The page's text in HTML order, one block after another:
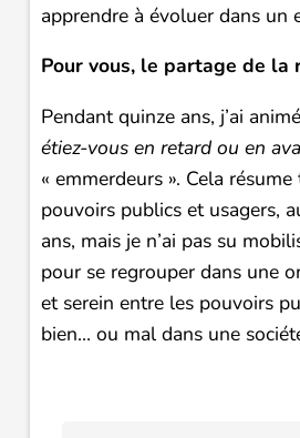
apprendre à évoluer dans un
Pour vous, le partage de
Pendant quinze ans, j’ai
étiez-vous en retard ou en
« emmerdeurs ». Cela
pouvoirs publics et usagers,
ans, mais je n’ai pas su
pour se regrouper dans une
et serein entre les pouvoirs
bien… ou mal dans une